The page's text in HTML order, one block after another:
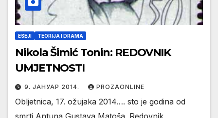
ESEJI TEORIJA I DRAMA
Nikola Šimić Tonin: REDOVNIK
UMJETNOSTI
9. ЈАНУАР 2014. PROZAONLINE
Obljetnica, 17. ožujaka 2014…. sto je godina od
smrti Antuna Gustava Matoša. Redovnik